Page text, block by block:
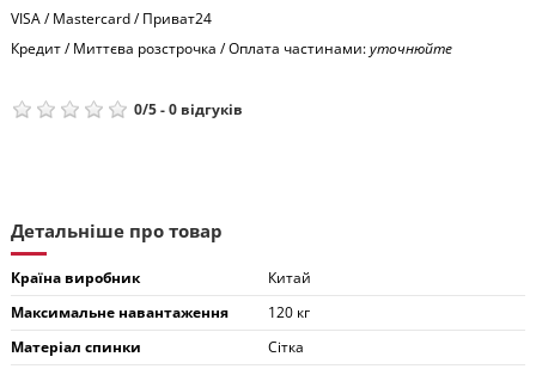
VISA / Mastercard / Приват24
Кредит / Миттєва розстрочка / Оплата частинами:уточнюйте
0/5-0 відгуків
Детальніше про товар
Країна виробник
Китай
Максимальне навантаження
120 кг
Матеріал спинки
Сітка